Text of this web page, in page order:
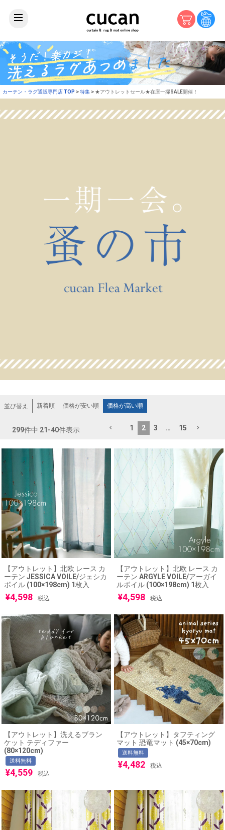
カーテン・ラグ通販専門店 TOP 特集 ★アウトレットセール★在庫一掃SALE開催！
並び替え 新着順 価格が安い順 価格が高い順
299件中 21 -40件表示 1 2 3 … 15
【アウトレット】北欧 レース カ
ーテン JESSICA VOILE/ジェシカ
ボイル (100×198cm) 1枚入
¥4,598 税込
【アウトレット】北欧 レース カ
ーテン ARGYLE VOILE/アーガイ
ルボイル (100×198cm) 1枚入
¥4,598 税込
【アウトレット】洗えるブラン
ケット テディファー
(80×120cm)
送料無料
¥4,559 税込
【アウトレット】タフティング
マット 恐竜マット (45×70cm)
送料無料
¥4,482 税込